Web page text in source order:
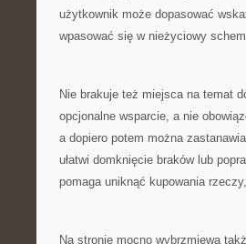
użytkownik może dopasować
wpasować się w nieżyciowy
Nie brakuje też miejsca na temat
opcjonalne wsparcie, a nie
a dopiero potem można
ułatwi domknięcie braków lub
pomaga uniknąć kupowania
Na stronie mocno wybrzmiewa